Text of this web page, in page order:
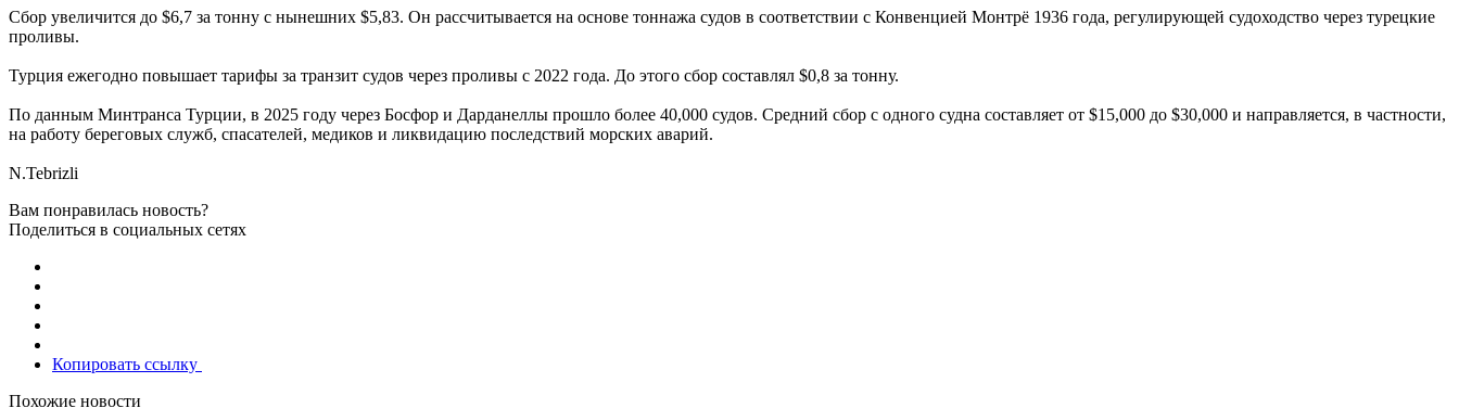
Сбор увеличится до $6,7 за тонну с нынешних $5,83. Он рассчитывается на основе тоннажа судов в соответствии с Конвенцией Монтрё 1936 года, регулирующей судоходство через турецкие
проливы.
Турция ежегодно повышает тарифы за транзит судов через проливы с 2022 года. До этого сбор составлял $0,8 за тонну.
По данным Минтранса Турции, в 2025 году через Босфор и Дарданеллы прошло более 40,000 судов. Средний сбор с одного судна составляет от $15,000 до $30,000 и направляется, в частности,
на работу береговых служб, спасателей, медиков и ликвидацию последствий морских аварий.
N.Tebrizli
Вам понравилась новость?
Поделиться в социальных сетях
Копировать ссылку
Похожие новости